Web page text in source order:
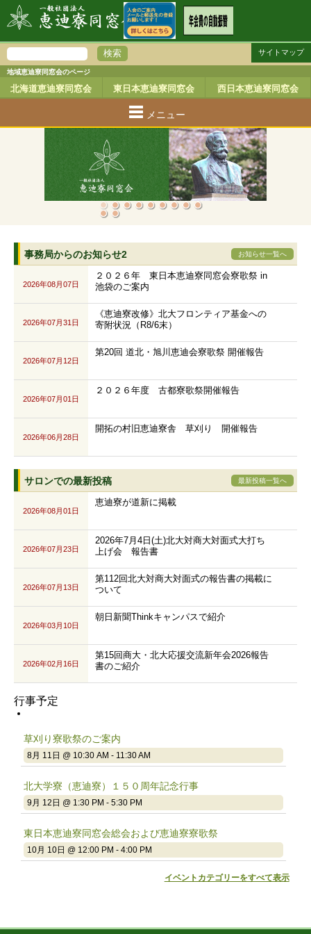
地域恵迪寮同窓会のページ
北海道恵迪寮同窓会 東日本恵迪寮同窓会 西日本恵迪寮同窓会
サイトマップ
メニュー
事務局からのお知らせ2 お知らせ一覧へ
2026年08月07日
２０２６年 東日本恵迪寮同窓会寮歌祭 in
池袋のご案内
2026年07月31日
《恵迪寮改修》北大フロンティア基金への
寄附状況（R8/6末）
2026年07月12日
第20回 道北・旭川恵迪会寮歌祭 開催報告
2026年07月01日
２０２６年度 古都寮歌祭開催報告
2026年06月28日
開拓の村旧恵迪寮舎 草刈り 開催報告
サロンでの最新投稿 最新投稿一覧へ
2026年08月01日
恵迪寮が道新に掲載
2026年07月23日
2026年7月4日(土)北大対商大対面式大打ち
上げ会 報告書
2026年07月13日
第112回北大対商大対面式の報告書の掲載に
ついて
2026年03月10日
朝日新聞Thinkキャンパスで紹介
2026年02月16日
第15回商大・北大応援交流新年会2026報告
書のご紹介
行事予定
草刈り寮歌祭のご案内
8月 11日 @ 10:30 AM - 11:30 AM
北大学寮（恵迪寮）１５０周年記念行事
9月 12日 @ 1:30 PM - 5:30 PM
東日本恵迪寮同窓会総会および恵迪寮寮歌祭
10月 10日 @ 12:00 PM - 4:00 PM
イベントカテゴリーをすべて表示